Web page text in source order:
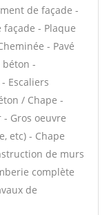
de façade -
- Plaque
- Pavé
-
Escaliers
/ Chape -
Gros oeuvre
etc) - Chape
de murs
complète
de